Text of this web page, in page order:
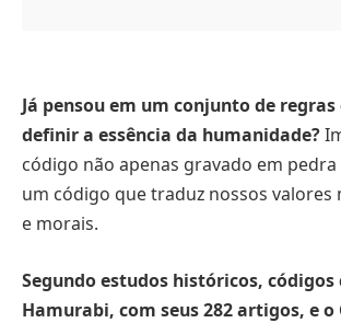
Já pensou em um conjunto de regras
definir a essência da humanidade?
código não apenas gravado em
um código que traduz nossos valores
e morais.
Segundo estudos históricos, códigos
Hamurabi, com seus 282 artigos, e o